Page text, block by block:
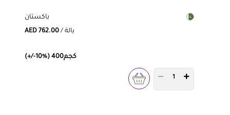
باكستان
AED 762.00
/ بالة
(+/-10%) 400كجم
PRODUCT QUANTITY